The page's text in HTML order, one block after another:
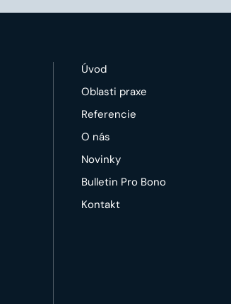
Úvod
Oblasti praxe
Referencie
O nás
Novinky
Bulletin Pro Bono
Kontakt